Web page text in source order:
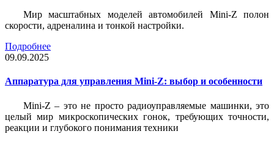
Мир масштабных моделей автомобилей Mini-Z полон
скорости, адреналина и тонкой настройки.
Подробнее
09.09.2025
Аппаратура для управления Mini-Z: выбор и особенности
Mini-Z – это не просто радиоуправляемые машинки, это
целый мир микроскопических гонок, требующих точности,
реакции и глубокого понимания техники